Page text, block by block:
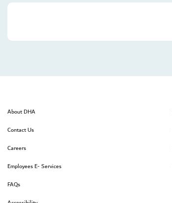
About DHA
Contact Us
Careers
Employees E- Services
FAQs